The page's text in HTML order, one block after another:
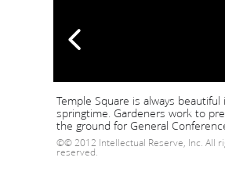
Temple Square is always beautiful
springtime. Gardeners work to
the ground for General
© 2012 Intellectual Reserve, Inc. All
reserved.